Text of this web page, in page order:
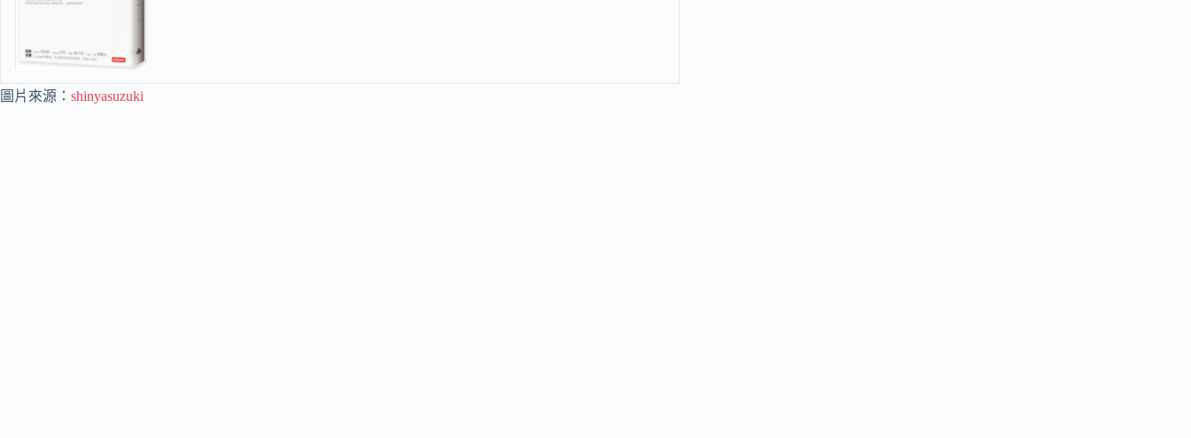
圖片來源： shinyasuzuki